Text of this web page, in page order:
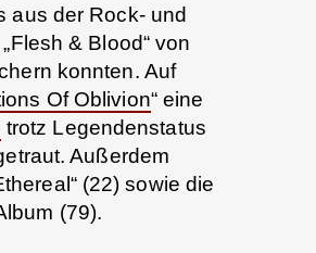
aus der Rock- und
& Blood“ von
konnten. Auf
Of Oblivion“ eine
trotz Legendenstatus
Außerdem
(22) sowie die
(79).